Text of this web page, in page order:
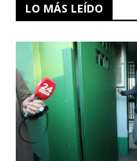
LO MÁS LEÍDO